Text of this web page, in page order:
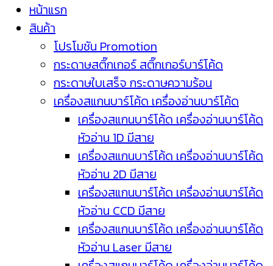
หน้าแรก
สินค้า
โปรโมชัน Promotion
กระดาษสติ๊กเกอร์ สติ๊กเกอร์บาร์โค้ด
กระดาษใบเสร็จ กระดาษความร้อน
เครื่องสแกนบาร์โค้ด เครื่องอ่านบาร์โค้ด
เครื่องสแกนบาร์โค้ด เครื่องอ่านบาร์โค้ด
หัวอ่าน 1D มีสาย
เครื่องสแกนบาร์โค้ด เครื่องอ่านบาร์โค้ด
หัวอ่าน 2D มีสาย
เครื่องสแกนบาร์โค้ด เครื่องอ่านบาร์โค้ด
หัวอ่าน CCD มีสาย
เครื่องสแกนบาร์โค้ด เครื่องอ่านบาร์โค้ด
หัวอ่าน Laser มีสาย